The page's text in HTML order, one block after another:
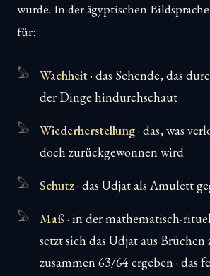
wurde. In der ägyptischen
für:
Wachheit· das Sehende, das
der Dinge hindurchschaut
Wiederherstellung· das, was
doch zurückgewonnen wird
Schutz· das Udjat als Amulett
Maß· in der mathematisch-
setzt sich das Udjat aus Brüchen
zusammen 63/64 ergeben · das